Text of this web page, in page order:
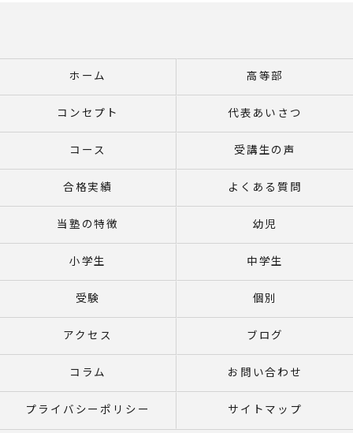
ホーム 高等部
コンセプト 代表あいさつ
コース 受講生の声
合格実績 よくある質問
当塾の特徴 幼児
小学生 中学生
受験 個別
アクセス ブログ
コラム お問い合わせ
プライバシーポリシー サイトマップ